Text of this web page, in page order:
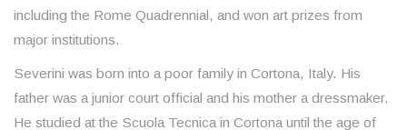
including the Rome Quadrennial, and won art prizes from
major institutions.
Severini was born into a poor family in Cortona, Italy. His
father was a junior court official and his mother a dressmaker.
He studied at the Scuola Tecnica in Cortona until the age of